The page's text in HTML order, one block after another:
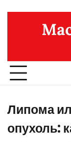
содержимому
Липома
опухоль: